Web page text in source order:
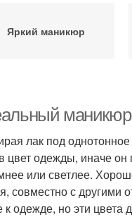
Яркий маникюр
маникюр
лак под
цвет одежды, иначе он
или светлее.
совместно с другими
к одежде, но эти цвета